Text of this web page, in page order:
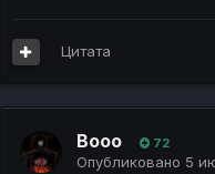
Цитата
Booo 72
Опубликовано 5